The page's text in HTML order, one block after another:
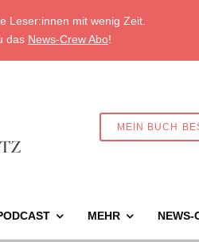
Leser:innen mit wenig Zeit.
das News-Crew Abo!
MEIN BUCH
MEHR NEWS-